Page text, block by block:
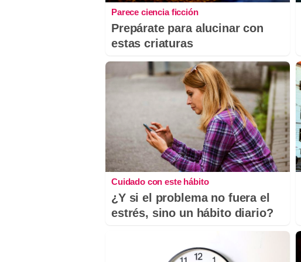
Parece ciencia ficción
Prepárate para alucinar con
estas criaturas
Cuidado con este hábito
¿Y si el problema no fuera el
estrés, sino un hábito diario?